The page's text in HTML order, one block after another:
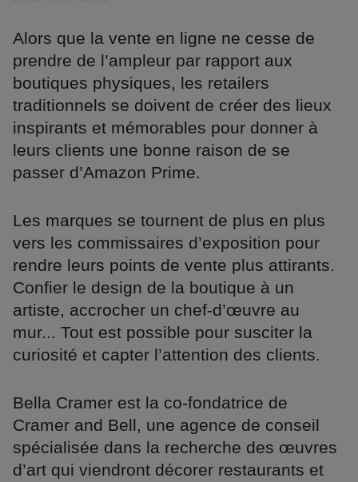
Alors que la vente en ligne ne cesse de
prendre de l’ampleur par rapport aux
boutiques physiques, les retailers
traditionnels se doivent de créer des lieux
inspirants et mémorables pour donner à
leurs clients une bonne raison de se
passer d’Amazon Prime.
Les marques se tournent de plus en plus
vers les commissaires d’exposition pour
rendre leurs points de vente plus attirants.
Confier le design de la boutique à un
artiste, accrocher un chef-d’œuvre au
mur... Tout est possible pour susciter la
curiosité et capter l’attention des clients.
Bella Cramer est la co-fondatrice de
Cramer and Bell, une agence de conseil
spécialisée dans la recherche des œuvres
d’art qui viendront décorer restaurants et